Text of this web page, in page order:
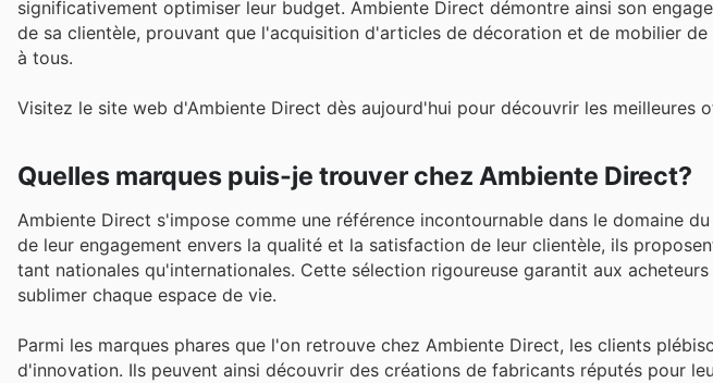
significativement optimiser leur budget. Ambiente Direct démontre ainsi son
de sa clientèle, prouvant que l'acquisition d'articles de décoration et de mobilier
à tous.
Visitez le site web d'Ambiente Direct dès aujourd'hui pour découvrir les meilleures
Quelles marques puis-je trouver chez Ambiente Direct?
Ambiente Direct s'impose comme une référence incontournable dans le domaine
de leur engagement envers la qualité et la satisfaction de leur clientèle, ils
tant nationales qu'internationales. Cette sélection rigoureuse garantit aux
sublimer chaque espace de vie.
Parmi les marques phares que l'on retrouve chez Ambiente Direct, les clients
d'innovation. Ils peuvent ainsi découvrir des créations de fabricants réputés pour